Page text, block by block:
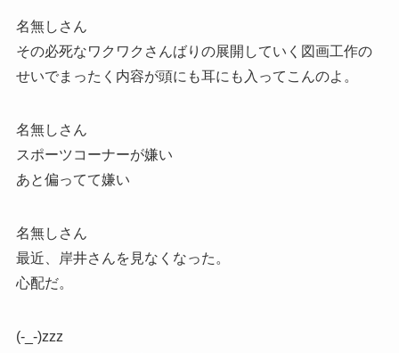
名無しさん
その必死なワクワクさんばりの展開していく図画工作の
せいでまったく内容が頭にも耳にも入ってこんのよ。
名無しさん
スポーツコーナーが嫌い
あと偏ってて嫌い
名無しさん
最近、岸井さんを見なくなった。
心配だ。
(-_-)zzz